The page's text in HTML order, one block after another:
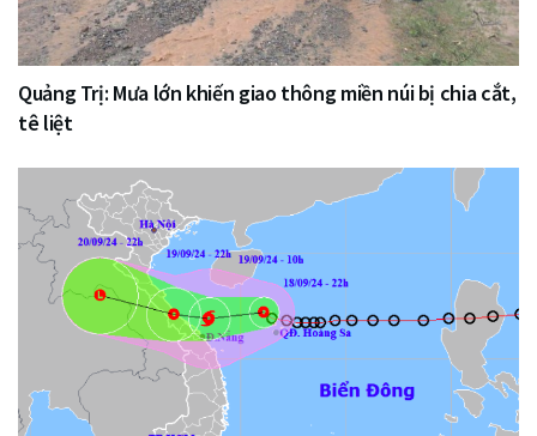
Quảng Trị: Mưa lớn khiến giao thông miền núi bị chia cắt,
tê liệt